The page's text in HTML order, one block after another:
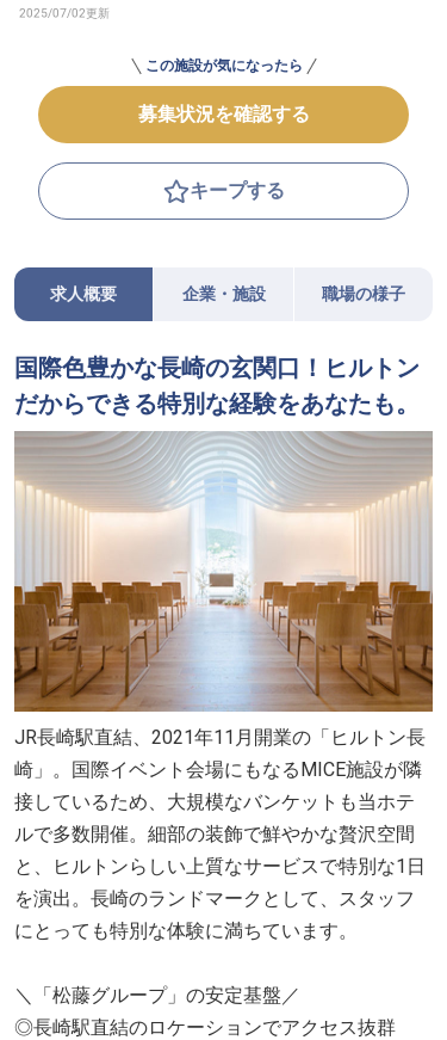
この施設が気になったら
募集状況を確認する
キープする
求人概要 企業・施設 職場の様子
国際色豊かな長崎の玄関口！ヒルトン
だからできる特別な経験をあなたも。
JR長崎駅直結、2021年11月開業の「ヒルトン長
崎」。国際イベント会場にもなるMICE施設が隣
接しているため、大規模なバンケットも当ホテ
ルで多数開催。細部の装飾で鮮やかな贅沢空間
と、ヒルトンらしい上質なサービスで特別な1日
を演出。長崎のランドマークとして、スタッフ
にとっても特別な体験に満ちています。
＼「松藤グループ」の安定基盤／
◎長崎駅直結のロケーションでアクセス抜群